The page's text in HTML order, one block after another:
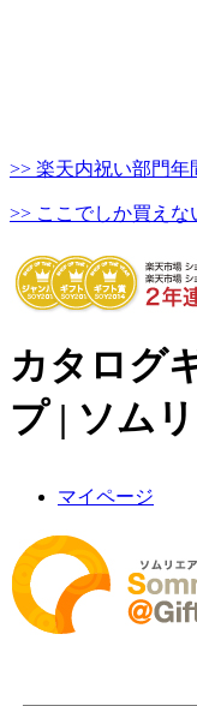
>> 楽天内祝い部門
>> ここでしか買えな
カタログ
プ | ソム
マイページ